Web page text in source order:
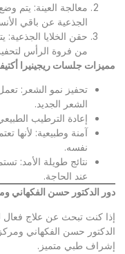
معالجة العينة: يتم
الجذعية عن باقي
حقن الخلايا الجذعية:
من فروة الرأس
مميزات جلسات ريجينيرا
تحفيز نمو الشعر:
الشعر الجديد.
إعادة الترطيب
آمنة وطبيعية:
نفسه.
نتائج طويلة الأمد:
عند الحاجة.
دور الدكتور حسن الفكهاني
إذا كنت تبحث عن علاج
الدكتور حسن الفكهاني
إشراف طبي متميز.